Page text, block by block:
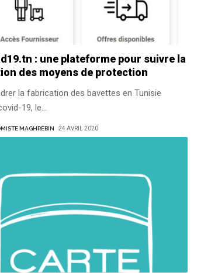
: une plateforme pour suivre la
des moyens de protection
la fabrication des bavettes en Tunisie
19, le…
MAGHRÉBIN 24 AVRIL 2020